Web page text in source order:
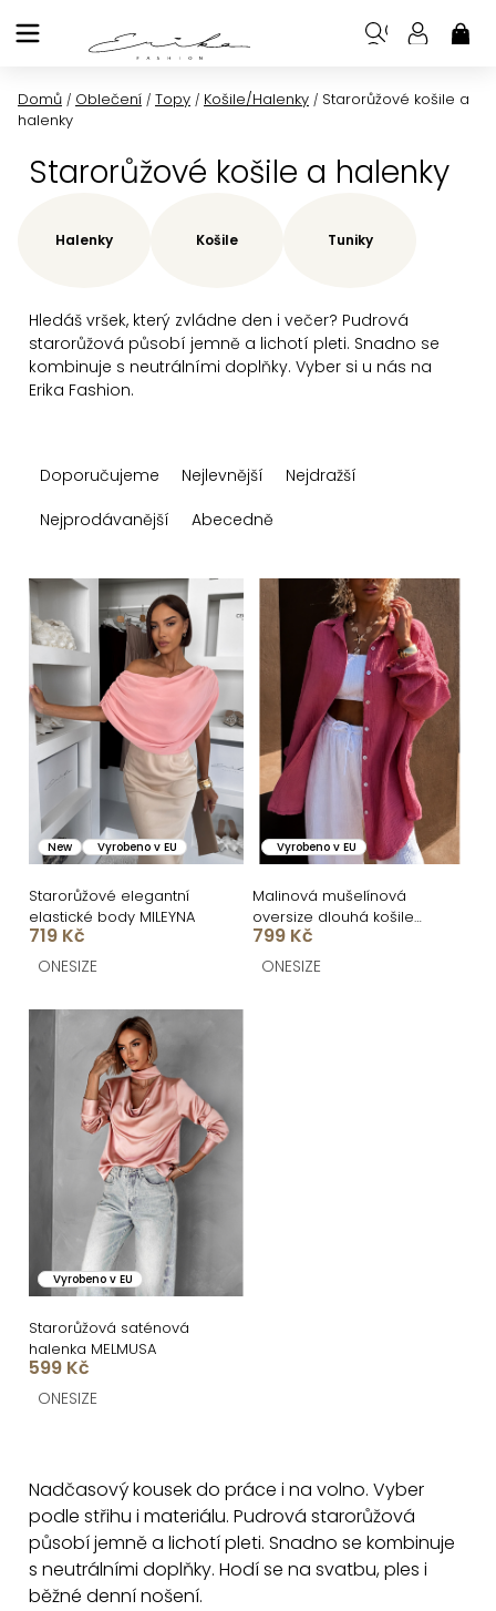
na
Domů / Oblečení / Topy / Košile/Halenky / Starorůžové košile a
halenky
Starorůžové košile a halenky
Hledáš vršek, který zvládne den i večer? Pudrová
starorůžová působí jemně a lichotí pleti. Snadno se
kombinuje s neutrálními doplňky. Vyber si u nás na
Erika Fashion.
Halenky Košile Tuniky
a
n
í
p
r
o
d
u
t
ů
Doporučujeme Nejlevnější
Nejdražší
Nejprodávanější
Abecedně
V
ý
p
i
s
p
o
d
u
k
ů
New Vyrobeno v EU
Starorůžové elegantní
elastické body MILEYNA
719 Kč
ONESIZE
Vyrobeno v EU
Malinová mušelínová
oversize dlouhá košile
MEKATHY
799 Kč
ONESIZE
Vyrobeno v EU
Starorůžová saténová
halenka MELMUSA
599 Kč
ONESIZE
v
l
á
d
Nadčasový kousek do práce i na volno. Vyber
podle střihu i materiálu. Pudrová starorůžová
působí jemně a lichotí pleti. Snadno se kombinuje
s neutrálními doplňky. Hodí se na svatbu, ples i
běžné denní nošení.